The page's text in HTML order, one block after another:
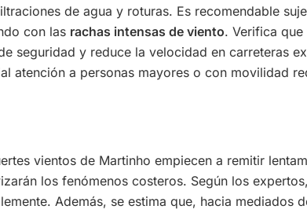
de agua y roturas. Es recomendable
con las rachas intensas de viento. Verifica
seguridad y reduce la velocidad en carreteras
atención a personas mayores o con movilidad
vientos de Martinho empiecen a remitir
los fenómenos costeros. Según los
Además, se estima que, hacia mediados